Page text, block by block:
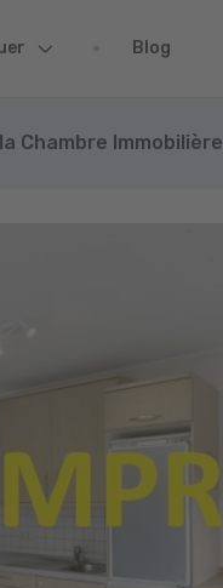
Blog
Chambre Immobilière